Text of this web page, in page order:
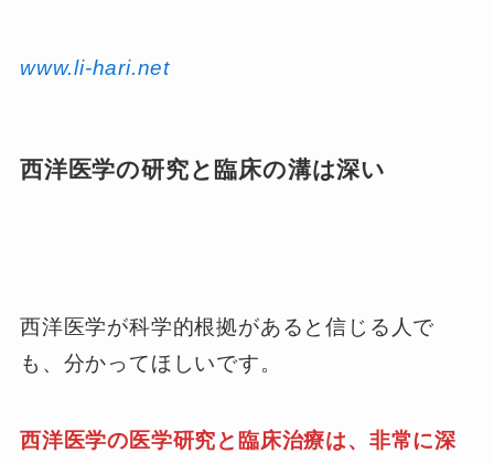
www.li-hari.net
西洋医学の研究と臨床の溝は深い
西洋医学が科学的根拠があると信じる人で
も、分かってほしいです。
西洋医学の医学研究と臨床治療は、非常に深